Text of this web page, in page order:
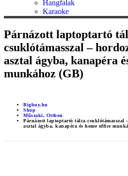
Hangfalak
Karaoke
Párnázott laptoptartó
csuklótámasszal –
asztal ágyba, kanapéra
munkához (GB)
Bigbuy.hu
Shop
Műszaki, Otthon
Párnázott laptoptartó tálca csuklótámasszal
asztal ágyba, kanapéra és home office